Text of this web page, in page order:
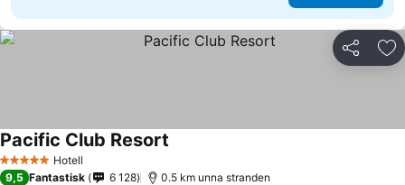
Del
5 Stjerner Hotell
Pacific Club Resort
9,5 Fantastisk 6 128 0.5 km unna stranden